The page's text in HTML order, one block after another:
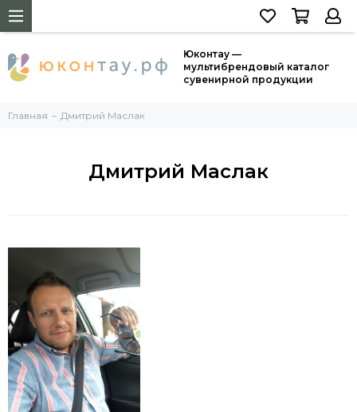
Юконтау —
мультибрендовый каталог
сувенирной продукции
Главная Дмитрий Маслак
Дмитрий Маслак